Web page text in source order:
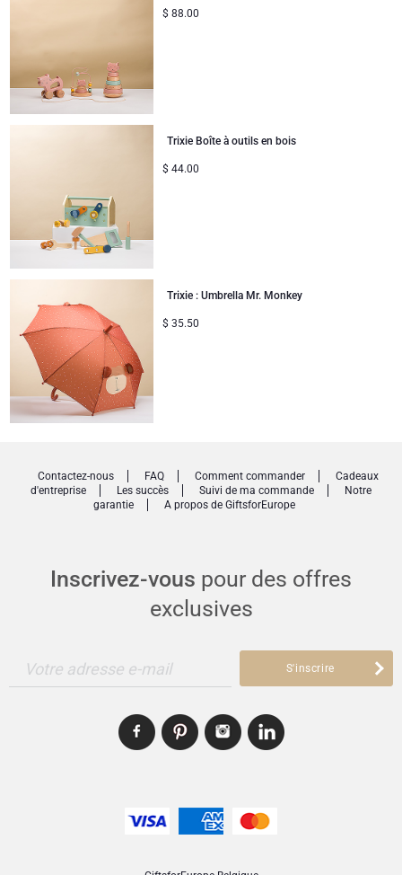
$ 88.00
Trixie Boîte à outils en bois
$ 44.00
Trixie : Umbrella Mr. Monkey
$ 35.50
Inscrivez-vous pour des offres
exclusives
Votre adresse e-mail S'inscrire
Contactez-nous FAQ Comment commander
Cadeaux
d'entreprise
Les succès Suivi de ma commande
Notre
garantie
A propos de GiftsforEurope